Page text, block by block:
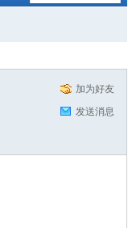
加为好友
发送消息